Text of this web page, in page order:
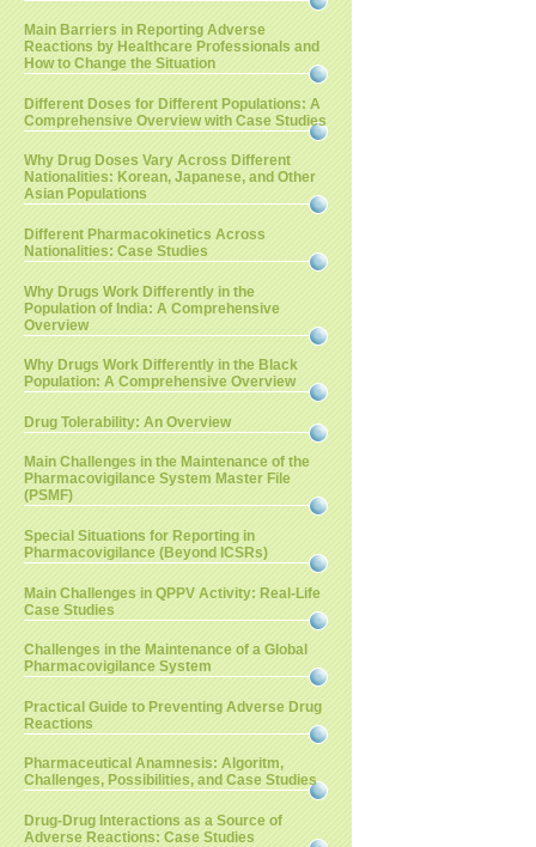
Main Barriers in Reporting Adverse
Reactions by Healthcare Professionals and
How to Change the Situation
Different Doses for Different Populations: A
Comprehensive Overview with Case Studies
Why Drug Doses Vary Across Different
Nationalities: Korean, Japanese, and Other
Asian Populations
Different Pharmacokinetics Across
Nationalities: Case Studies
Why Drugs Work Differently in the
Population of India: A Comprehensive
Overview
Why Drugs Work Differently in the Black
Population: A Comprehensive Overview
Drug Tolerability: An Overview
Main Challenges in the Maintenance of the
Pharmacovigilance System Master File
(PSMF)
Special Situations for Reporting in
Pharmacovigilance (Beyond ICSRs)
Main Challenges in QPPV Activity: Real-Life
Case Studies
Challenges in the Maintenance of a Global
Pharmacovigilance System
Practical Guide to Preventing Adverse Drug
Reactions
Pharmaceutical Anamnesis: Algoritm,
Challenges, Possibilities, and Case Studies
Drug-Drug Interactions as a Source of
Adverse Reactions: Case Studies